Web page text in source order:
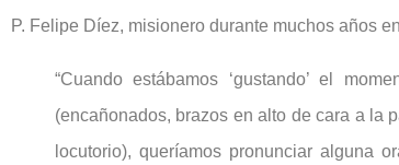
P. Felipe Díez, misionero durante muchos años
“Cuando estábamos ‘gustando’ el
(encañonados, brazos en alto de cara a la
locutorio), queríamos pronunciar alguna